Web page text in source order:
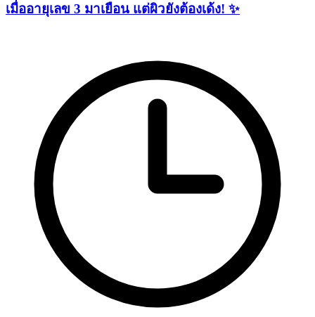
เมื่ออายุเลข 3 มาเยือน แต่ผิวยังต้องเด้ง! ✨